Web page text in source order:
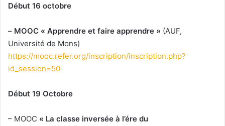
Début 16 octobre
– MOOC « Apprendre et faire apprendre » (AUF,
Université de Mons)
https://mooc.refer.org/inscription/inscription.php?
id_session=50
Début 19 Octobre
– MOOC « La classe inversée à l’ére du